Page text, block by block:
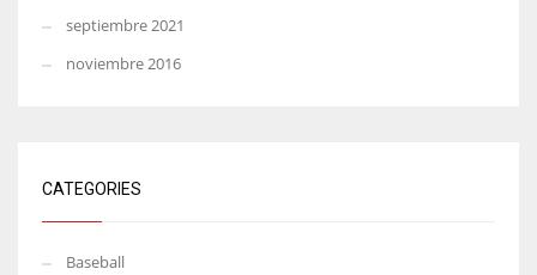
septiembre 2021
noviembre 2016
CATEGORIES
Baseball